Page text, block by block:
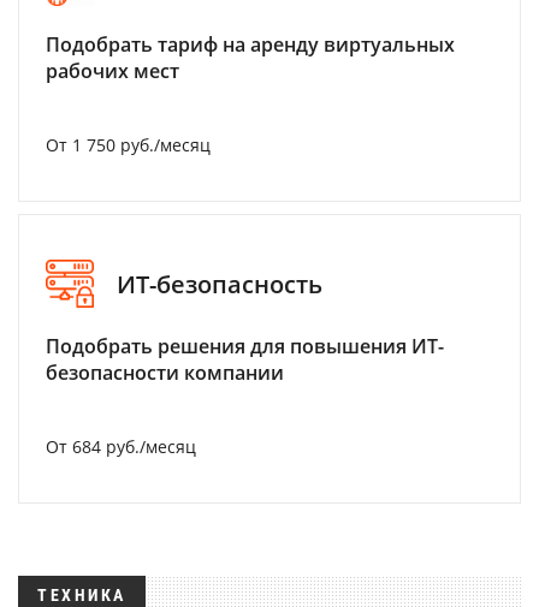
Подобрать тариф на аренду виртуальных
рабочих мест
От 1 750 руб./месяц
ИТ-безопасность
Подобрать решения для повышения ИТ-
безопасности компании
От 684 руб./месяц
ТЕХНИКА